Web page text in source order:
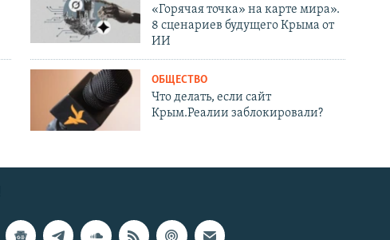
«Горячая точка» на карте мира».
8 сценариев будущего Крыма от
ИИ
ОБЩЕСТВО
Что делать, если сайт
Крым.Реалии заблокировали?